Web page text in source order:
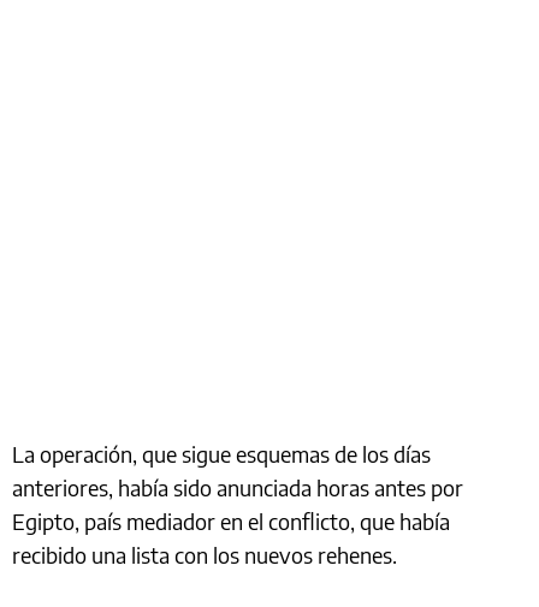
La operación, que sigue esquemas de los días
anteriores, había sido anunciada horas antes por
Egipto, país mediador en el conflicto, que había
recibido una lista con los nuevos rehenes.